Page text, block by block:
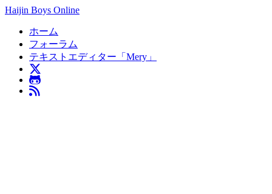
Haijin Boys Online
ホーム
フォーラム
テキストエディター「Mery」